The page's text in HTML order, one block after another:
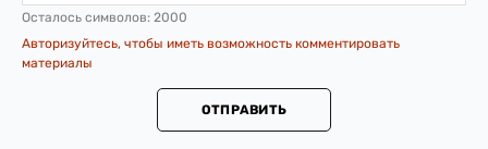
Осталось символов: 2000
Авторизуйтесь, чтобы иметь возможность комментировать
материалы
ОТПРАВИТЬ